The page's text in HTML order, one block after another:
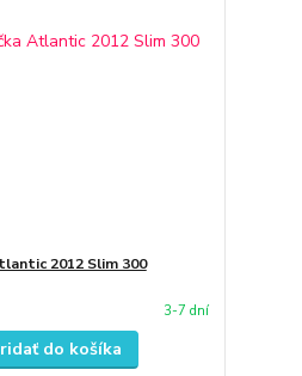
2012 Slim 300
3-7 dní
do košíka